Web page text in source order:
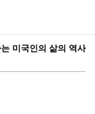
미국인의 삶의 역사